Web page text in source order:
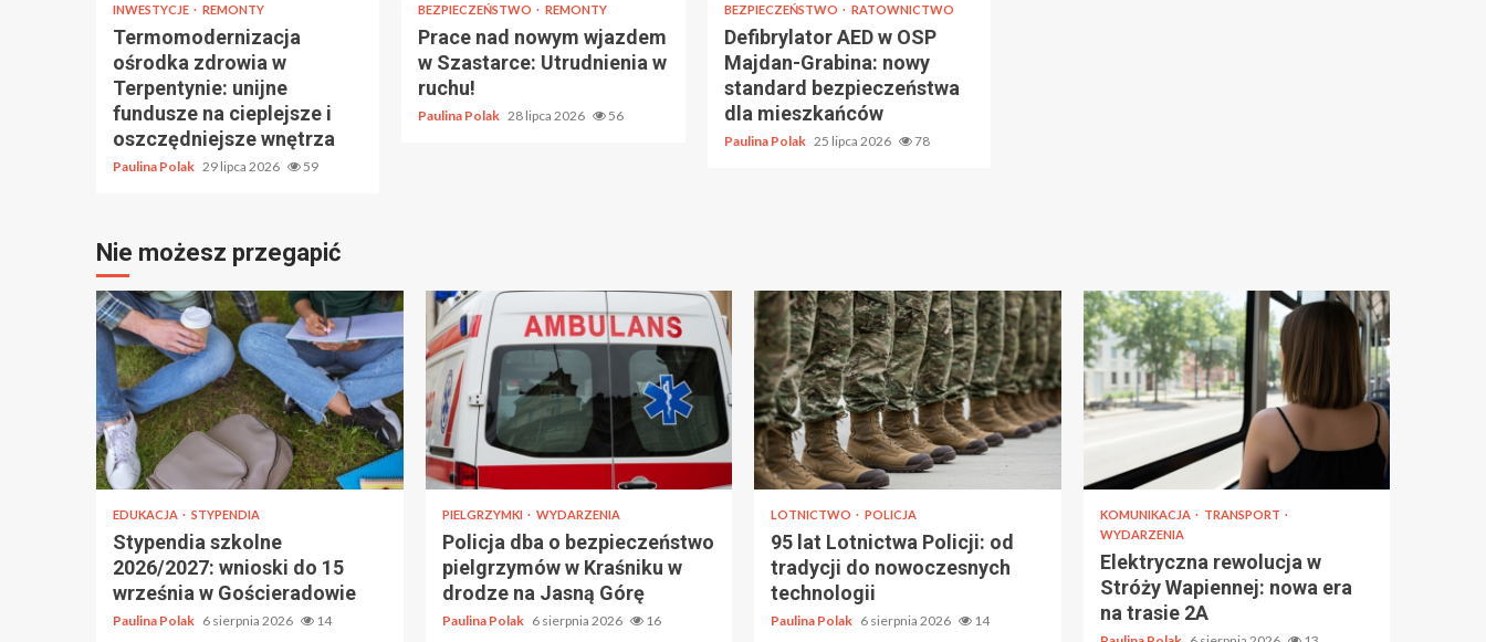
INWESTYCJE REMONTY
Termomodernizacja
ośrodka zdrowia w
Terpentynie: unijne
fundusze na cieplejsze i
oszczędniejsze wnętrza
Paulina Polak 29 lipca 2026 59
BEZPIECZEŃSTWO REMONTY
Prace nad nowym wjazdem
w Szastarce: Utrudnienia w
ruchu!
Paulina Polak 28 lipca 2026 56
BEZPIECZEŃSTWO RATOWNICTWO
Defibrylator AED w OSP
Majdan-Grabina: nowy
standard bezpieczeństwa
dla mieszkańców
Paulina Polak 25 lipca 2026 78
Nie możesz przegapić
EDUKACJA STYPENDIA
Stypendia szkolne
2026/2027: wnioski do 15
września w Gościeradowie
Paulina Polak 6 sierpnia 2026 14
PIELGRZYMKI WYDARZENIA
Policja dba o bezpieczeństwo
pielgrzymów w Kraśniku w
drodze na Jasną Górę
Paulina Polak 6 sierpnia 2026 16
LOTNICTWO POLICJA
95 lat Lotnictwa Policji: od
tradycji do nowoczesnych
technologii
Paulina Polak 6 sierpnia 2026 14
KOMUNIKACJA
TRANSPORT
WYDARZENIA
Elektryczna rewolucja w
Stróży Wapiennej: nowa era
na trasie 2A